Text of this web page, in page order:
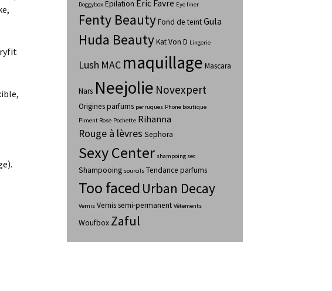
Doggybox Epilation Eric Favre Eye liner
Fenty BeautyFond de teintGula
Huda BeautyKat Von D Lingerie
Lush MAC maquillage Mascara
Nars Neejolie Novexpert
Origines parfums perruques Phone boutique
Piment Rose Pochette Rihanna
Rouge à lèvres Sephora
Sexy Center shampoing sec
Shampooing sourcils Tendance parfums
Too faced Urban Decay
Vernis Vernis semi-permanent Vêtements
Woufbox Zaful